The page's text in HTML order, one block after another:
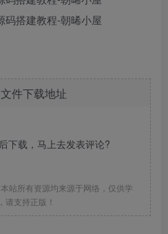
件下载地址
下载，马上去发表评论?
站所有资源均来源于网络，仅供学
请支持正版！